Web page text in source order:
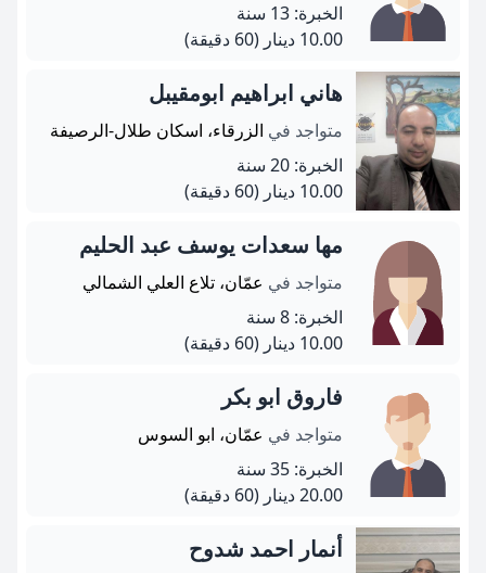
الخبرة: 13 سنة
10.00 دينار
(60 دقيقة)
هاني ابراهيم ابومقيبل
متواجد في الزرقاء، اسكان طلال-الرصيفة
الخبرة: 20 سنة
10.00 دينار
(60 دقيقة)
مها سعدات يوسف عبد الحليم
متواجد في عمّان، تلاع العلي الشمالي
الخبرة: 8 سنة
10.00 دينار
(60 دقيقة)
فاروق ابو بكر
متواجد في عمّان، ابو السوس
الخبرة: 35 سنة
20.00 دينار
(60 دقيقة)
أنمار احمد شدوح